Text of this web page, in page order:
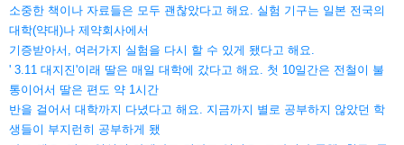
소중한 책이나 자료들은 모두 괜찮았다고 해요. 실험 기구는 일본 전국의
대학(약대)나 제약회사에서
기증받아서, 여러가지 실험을 다시 할 수 있게 됐다고 해요.
' 3.11 대지진'이래 딸은 매일 대학에 갔다고 해요. 첫 10일간은 전철이 불
통이어서 딸은 편도 약 1시간
반을 걸어서 대학까지 다녔다고 해요. 지금까지 별로 공부하지 않았던 학
생들이 부지런히 공부하게 됐